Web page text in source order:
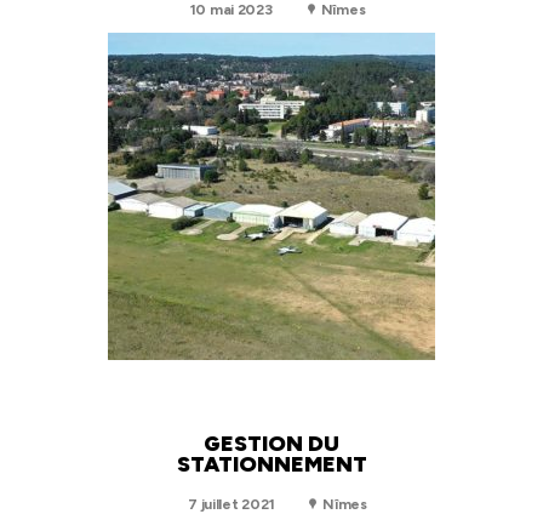
10 mai 2023 Nîmes
GESTION DU
STATIONNEMENT
7 juillet 2021 Nîmes